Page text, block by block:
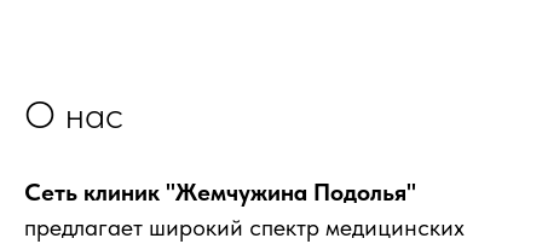
О нас
Сеть клиник "Жемчужина Подолья"
предлагает широкий спектр медицинских